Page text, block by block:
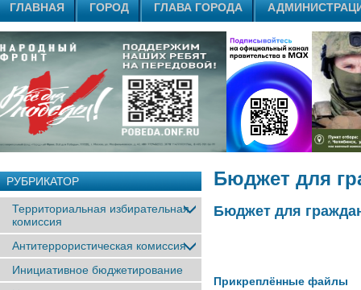
ГЛАВНАЯ ГОРОД ГЛАВА ГОРОДА
РУБРИКАТОР
Территориальная избирательная
комиссия
Антитеррористическая комиссия
Инициативное бюджетирование
Бюджет для
Бюджет для
Прикреплённые файлы